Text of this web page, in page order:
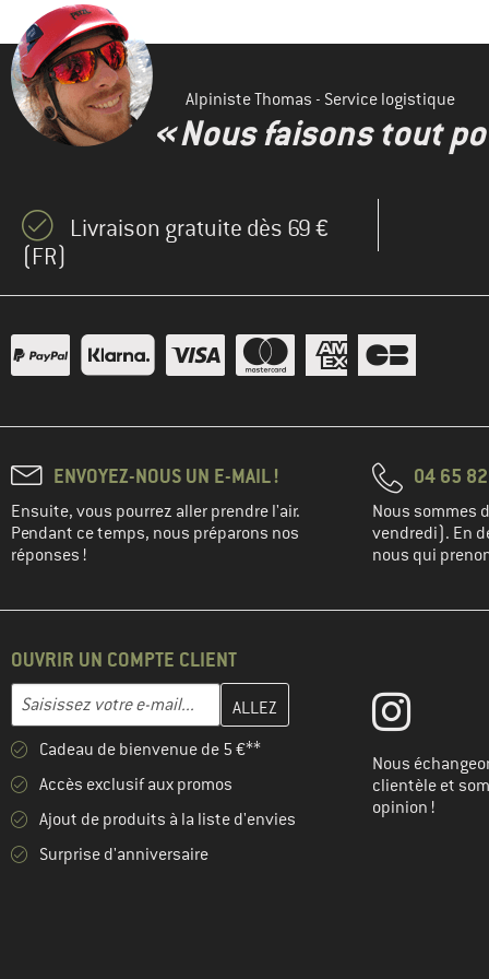
Alpiniste Thomas - Service logistique
« Nous faisons tout
Livraison gratuite dès 69 €
(FR)
ENVOYEZ-NOUS UN E-MAIL !
Ensuite, vous pourrez aller prendre l'air.
Pendant ce temps, nous préparons nos
réponses !
04 65
Nous sommes
vendredi). En
nous qui
OUVRIR UN COMPTE CLIENT
Adresse e-mail
Entrez votre adresse e-mail ici et créez votre compte client à la
Cadeau de bienvenue de 5 €**
Accès exclusif aux promos
Ajout de produits à la liste d'envies
Surprise d'anniversaire
Nous
clientèle et
opinion !